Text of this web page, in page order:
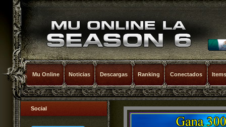
Mu Online Noticias Descargas Ranking Conectados Items
Social